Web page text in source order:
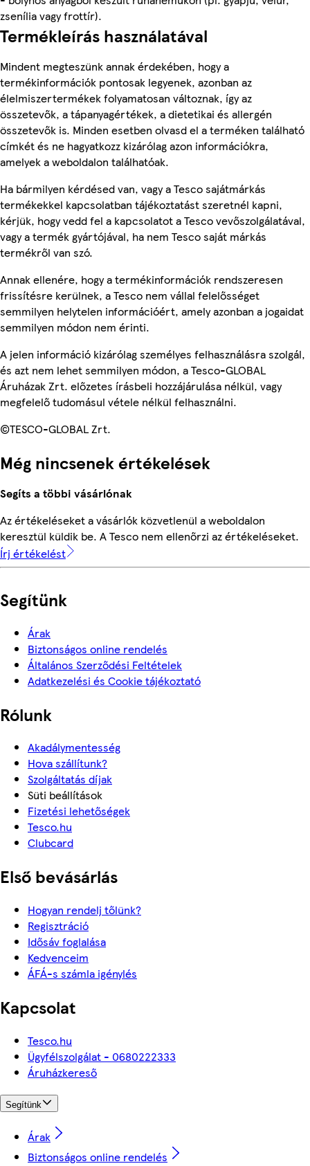
zsenília vagy frottír).
Termékleírás használatával
Mindent megteszünk annak érdekében, hogy a
termékinformációk pontosak legyenek, azonban az
élelmiszertermékek folyamatosan változnak, így az
összetevők, a tápanyagértékek, a dietetikai és allergén
összetevők is. Minden esetben olvasd el a terméken található
címkét és ne hagyatkozz kizárólag azon információkra,
amelyek a weboldalon találhatóak.
Ha bármilyen kérdésed van, vagy a Tesco sajátmárkás
termékekkel kapcsolatban tájékoztatást szeretnél kapni,
kérjük, hogy vedd fel a kapcsolatot a Tesco vevőszolgálatával,
vagy a termék gyártójával, ha nem Tesco saját márkás
termékről van szó.
Annak ellenére, hogy a termékinformációk rendszeresen
frissítésre kerülnek, a Tesco nem vállal felelősséget
semmilyen helytelen információért, amely azonban a jogaidat
semmilyen módon nem érinti.
A jelen információ kizárólag személyes felhasználásra szolgál,
és azt nem lehet semmilyen módon, a Tesco-GLOBAL
Áruházak Zrt. előzetes írásbeli hozzájárulása nélkül, vagy
megfelelő tudomásul vétele nélkül felhasználni.
©TESCO-GLOBAL Zrt.
Még nincsenek értékelések
Segíts a többi vásárlónak
Az értékeléseket a vásárlók közvetlenül a weboldalon
keresztül küldik be. A Tesco nem ellenőrzi az értékeléseket.
Írj értékelést
Segítünk
Árak
Biztonságos online rendelés
Általános Szerződési Feltételek
Adatkezelési és Cookie tájékoztató
Rólunk
Akadálymentesség
Hova szállítunk?
Szolgáltatás díjak
Süti beállítások
Fizetési lehetőségek
Tesco.hu
Clubcard
Első bevásárlás
Hogyan rendelj tőlünk?
Regisztráció
Idősáv foglalása
Kedvenceim
ÁFÁ-s számla igénylés
Kapcsolat
Tesco.hu
Ügyfélszolgálat - 0680222333
Áruházkereső
Segítünk
Árak
Biztonságos online rendelés